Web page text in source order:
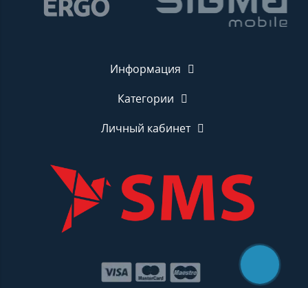
Информация
Категории
Личный кабинет